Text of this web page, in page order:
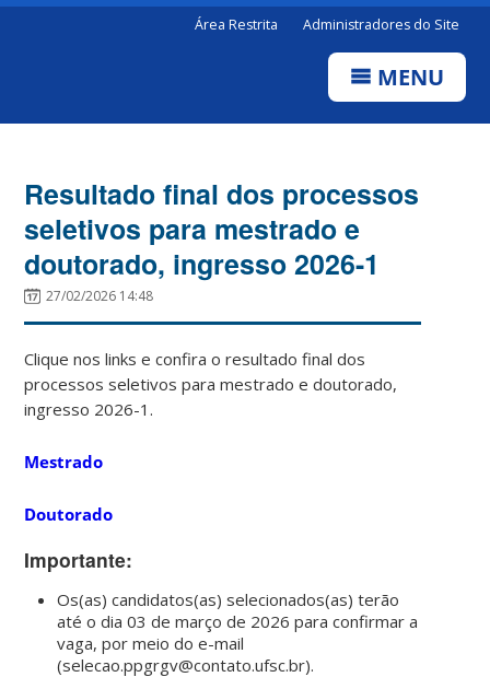
Área Restrita Administradores do Site
MENU
Resultado final dos processos
seletivos para mestrado e
doutorado, ingresso 2026-1
27/02/2026 14:48
Clique nos links e confira o resultado final dos
processos seletivos para mestrado e doutorado,
ingresso 2026-1.
Mestrado
Doutorado
Importante:
Os(as) candidatos(as) selecionados(as) terão
até o dia03 de março de 2026para confirmar a
vaga, por meio do e-mail
(selecao.ppgrgv@contato.ufsc.br).